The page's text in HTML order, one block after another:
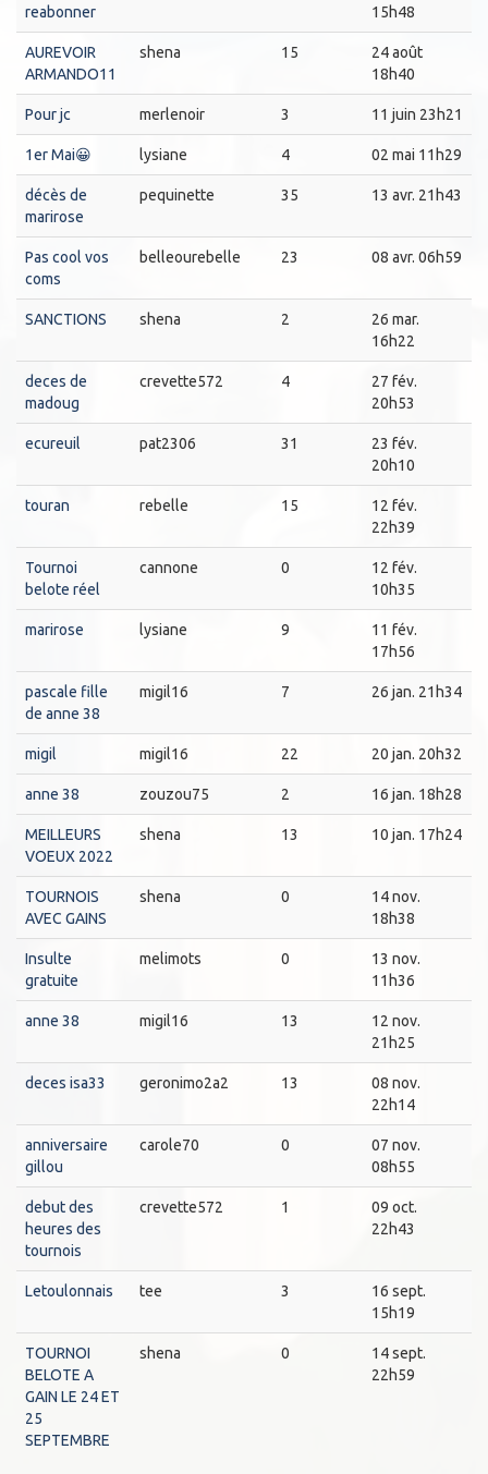
reabonner
15h48
AUREVOIR
ARMANDO11
shena 15
24 août
18h40
Pour jc merlenoir 3 11 juin 23h21
1er Mai😀 lysiane 4 02 mai 11h29
décès de
marirose
pequinette 35 13 avr. 21h43
Pas cool vos
coms
belleourebelle 23 08 avr. 06h59
SANCTIONS shena 2
26 mar.
16h22
deces de
madoug
crevette572 4
27 fév.
20h53
ecureuil pat2306 31
23 fév.
20h10
touran rebelle 15
12 fév.
22h39
Tournoi
belote réel
cannone 0
12 fév.
10h35
marirose lysiane 9
11 fév.
17h56
pascale fille
de anne 38
migil16 7 26 jan. 21h34
migil migil16 22 20 jan. 20h32
anne 38 zouzou75 2 16 jan. 18h28
MEILLEURS
VOEUX 2022
shena 13 10 jan. 17h24
TOURNOIS
AVEC GAINS
shena 0
14 nov.
18h38
Insulte
gratuite
melimots 0
13 nov.
11h36
anne 38 migil16 13
12 nov.
21h25
deces isa33 geronimo2a2 13
08 nov.
22h14
anniversaire
gillou
carole70 0
07 nov.
08h55
debut des
heures des
tournois
crevette572 1
09 oct.
22h43
Letoulonnais tee 3
16 sept.
15h19
TOURNOI
BELOTE A
GAIN LE 24 ET
25
SEPTEMBRE
shena 0
14 sept.
22h59